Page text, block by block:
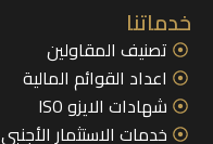
خدماتنا
تصنيف المقاولين
اعداد القوائم المالية
شهادات الايزو ISO
خدمات الاستثمار الأجنبي